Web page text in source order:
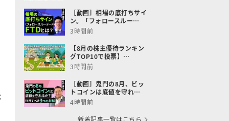
［動画］相場の底打ちサイ
ン。「フォロースルー…
3時間前
【8月の株主優待ランキン
グTOP10で投票】…
3時間前
［動画］鬼門の8月、ビッ
トコインは底値を守れ…
4時間前
新着記事一覧はこちら